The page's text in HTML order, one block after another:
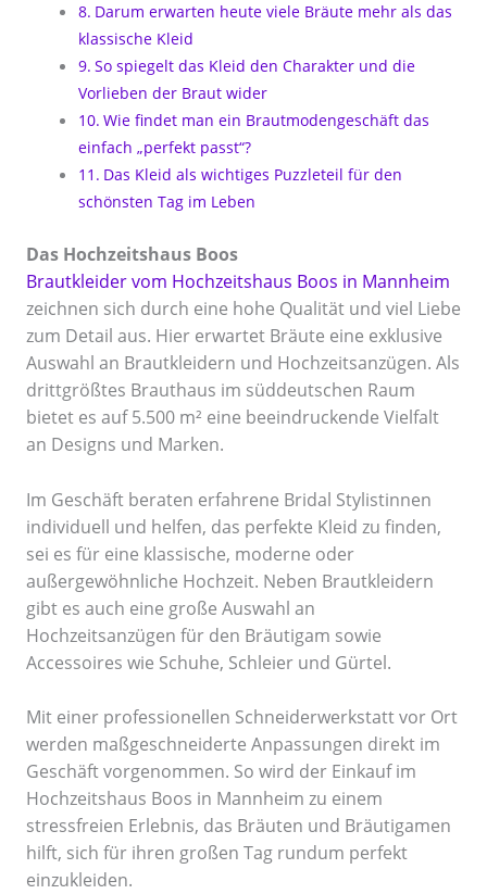
Darum erwarten heute viele Bräute mehr als das
klassische Kleid
So spiegelt das Kleid den Charakter und die
Vorlieben der Braut wider
Wie findet man ein Brautmodengeschäft das
einfach „perfekt passt“?
Das Kleid als wichtiges Puzzleteil für den
schönsten Tag im Leben
Das Hochzeitshaus Boos
Brautkleider vom Hochzeitshaus Boos in Mannheim
zeichnen sich durch eine hohe Qualität und viel Liebe
zum Detail aus. Hier erwartet Bräute eine exklusive
Auswahl an Brautkleidern und Hochzeitsanzügen. Als
drittgrößtes Brauthaus im süddeutschen Raum
bietet es auf 5.500 m² eine beeindruckende Vielfalt
an Designs und Marken.
Im Geschäft beraten erfahrene Bridal Stylistinnen
individuell und helfen, das perfekte Kleid zu finden,
sei es für eine klassische, moderne oder
außergewöhnliche Hochzeit. Neben Brautkleidern
gibt es auch eine große Auswahl an
Hochzeitsanzügen für den Bräutigam sowie
Accessoires wie Schuhe, Schleier und Gürtel.
Mit einer professionellen Schneiderwerkstatt vor Ort
werden maßgeschneiderte Anpassungen direkt im
Geschäft vorgenommen. So wird der Einkauf im
Hochzeitshaus Boos in Mannheim zu einem
stressfreien Erlebnis, das Bräuten und Bräutigamen
hilft, sich für ihren großen Tag rundum perfekt
einzukleiden.